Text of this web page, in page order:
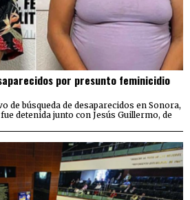
por presunto feminicidio
de búsqueda de desaparecidos en Sonora,
detenida junto con Jesús Guillermo, de